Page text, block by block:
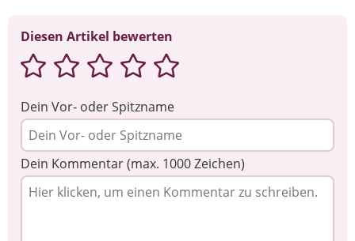
Diesen Artikel bewerten
Dein Vor- oder Spitzname
Dein Kommentar (max. 1000 Zeichen)